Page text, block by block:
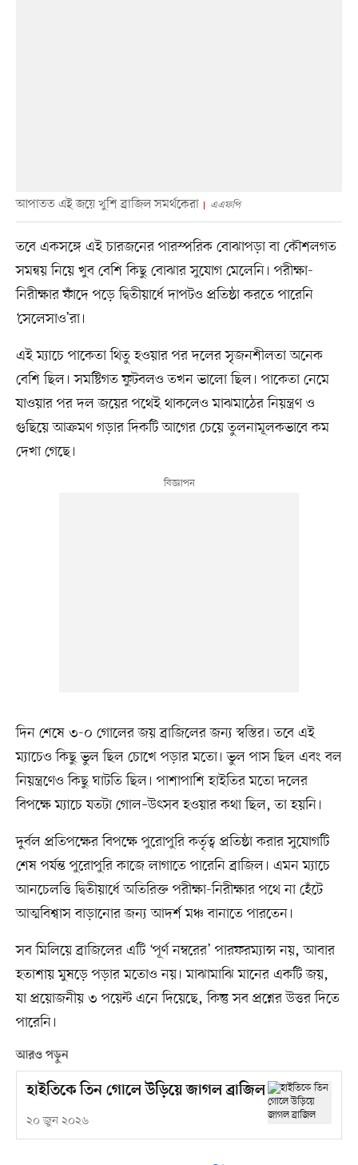
আপাতত এই জয়ে খুশি ব্রাজিল সমর্থকেরা এএফপি
তবে একসঙ্গে এই চারজনের পারস্পরিক বোঝাপড়া বা কৌশলগত
সমন্বয় নিয়ে খুব বেশি কিছু বোঝার সুযোগ মেলেনি। পরীক্ষা-
নিরীক্ষার ফাঁদে পড়ে দ্বিতীয়ার্ধে দাপটও প্রতিষ্ঠা করতে পারেনি
‘সেলেসাও’রা।
এই ম্যাচে পাকেতা থিতু হওয়ার পর দলের সৃজনশীলতা অনেক
বেশি ছিল। সমষ্টিগত ফুটবলও তখন ভালো ছিল। পাকেতা নেমে
যাওয়ার পর দল জয়ের পথেই থাকলেও মাঝমাঠের নিয়ন্ত্রণ ও
গুছিয়ে আক্রমণ গড়ার দিকটি আগের চেয়ে তুলনামূলকভাবে কম
দেখা গেছে।
দিন শেষে ৩-০ গোলের জয় ব্রাজিলের জন্য স্বস্তির। তবে এই
ম্যাচেও কিছু ভুল ছিল চোখে পড়ার মতো। ভুল পাস ছিল এবং বল
নিয়ন্ত্রণেও কিছু ঘাটতি ছিল। পাশাপাশি হাইতির মতো দলের
বিপক্ষে ম্যাচে যতটা গোল–উৎসব হওয়ার কথা ছিল, তা হয়নি।
দুর্বল প্রতিপক্ষের বিপক্ষে পুরোপুরি কর্তৃত্ব প্রতিষ্ঠা করার সুযোগটি
শেষ পর্যন্ত পুরোপুরি কাজে লাগাতে পারেনি ব্রাজিল। এমন ম্যাচে
আনচেলত্তি দ্বিতীয়ার্ধে অতিরিক্ত পরীক্ষা-নিরীক্ষার পথে না হেঁটে
আত্মবিশ্বাস বাড়ানোর জন্য আদর্শ মঞ্চ বানাতে পারতেন।
সব মিলিয়ে ব্রাজিলের এটি ‘পূর্ণ নম্বরের’ পারফরম্যান্স নয়, আবার
হতাশায় মুষড়ে পড়ার মতোও নয়। মাঝামাঝি মানের একটি জয়,
যা প্রয়োজনীয় ৩ পয়েন্ট এনে দিয়েছে, কিন্তু সব প্রশ্নের উত্তর দিতে
পারেনি।
আরও পড়ুন
হাইতিকে তিন গোলে উড়িয়ে জাগল ব্রাজিল
২০ জুন ২০২৬